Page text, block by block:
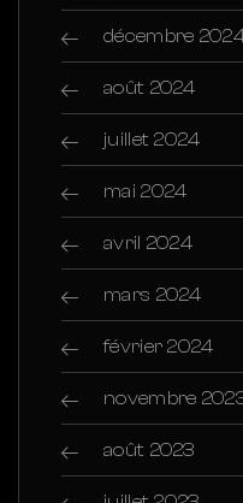
décembre
août 2024
juillet 2024
mai 2024
avril 2024
mars 2024
février 2024
novembre
août 2023